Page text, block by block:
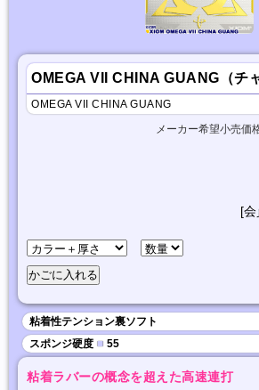
OMEGA VII CHINA GUANG（チ
OMEGA VII CHINA GUANG
メーカー希望小売価
[会
粘着性テンション裏ソフト
スポンジ硬度 ■ 55
粘着ラバーの概念を超えた高速連打